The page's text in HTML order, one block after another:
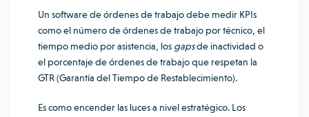
Un software de órdenes de trabajo debe medir KPIs
como el número de órdenes de trabajo por técnico, el
tiempo medio por asistencia, los gapsde inactividad o
el porcentaje de órdenes de trabajo que respetan la
GTR (Garantía del Tiempo de Restablecimiento).
Es como encender las luces a nivel estratégico. Los